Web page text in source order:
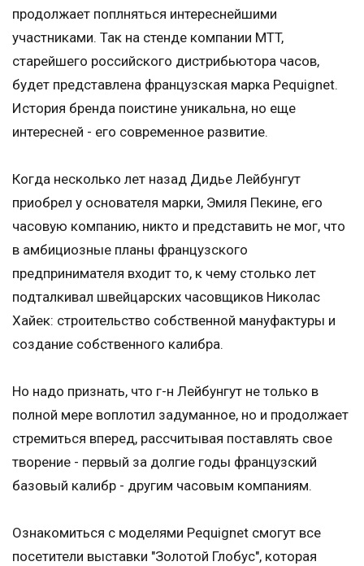
продолжает поплняться интереснейшими
участниками. Так на стенде компании MTT,
старейшего российского дистрибьютора часов,
будет представлена французская марка Pequignet.
История бренда поистине уникальна, но еще
интересней - его современное развитие.
Когда несколько лет назад Дидье Лейбунгут
приобрел у основателя марки, Эмиля Пекине, его
часовую компанию, никто и представить не мог, что
в амбициозные планы французского
предпринимателя входит то, к чему столько лет
подталкивал швейцарских часовщиков Николас
Хайек: строительство собственной мануфактуры и
создание собственного калибра.
Но надо признать, что г-н Лейбунгут не только в
полной мере воплотил задуманное, но и продолжает
стремиться вперед, рассчитывая поставлять свое
творение - первый за долгие годы французский
базовый калибр - другим часовым компаниям.
Ознакомиться с моделями Pequignet смогут все
посетители выставки "Золотой Глобус", которая